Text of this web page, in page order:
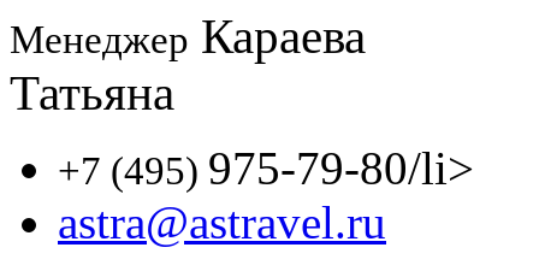
Менеджер Караева
Татьяна
+7 (495) 975-79-80/li>
astra@astravel.ru